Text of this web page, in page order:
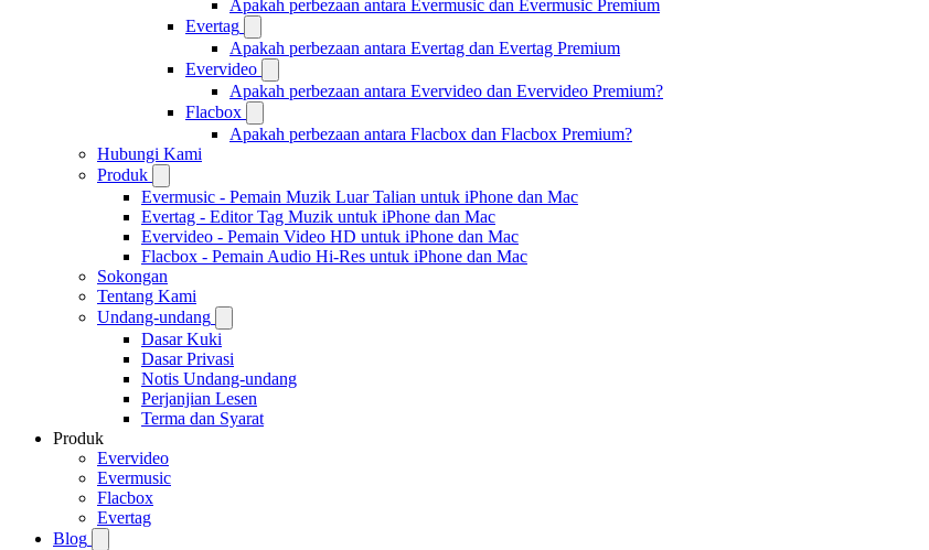
Apakah perbezaan antara Evermusic dan Evermusic Premium
Evertag
Apakah perbezaan antara Evertag dan Evertag Premium
Evervideo
Apakah perbezaan antara Evervideo dan Evervideo Premium?
Flacbox
Apakah perbezaan antara Flacbox dan Flacbox Premium?
Hubungi Kami
Produk
Evermusic - Pemain Muzik Luar Talian untuk iPhone dan Mac
Evertag - Editor Tag Muzik untuk iPhone dan Mac
Evervideo - Pemain Video HD untuk iPhone dan Mac
Flacbox - Pemain Audio Hi-Res untuk iPhone dan Mac
Sokongan
Tentang Kami
Undang-undang
Dasar Kuki
Dasar Privasi
Notis Undang-undang
Perjanjian Lesen
Terma dan Syarat
Produk
Evervideo
Evermusic
Flacbox
Evertag
Blog